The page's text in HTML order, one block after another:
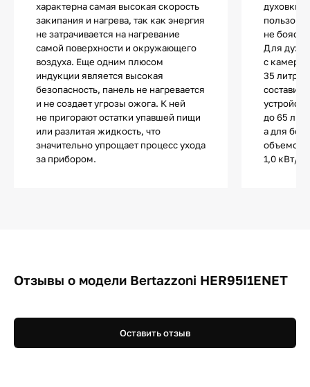
характерна самая высокая скорость
закипания и нагрева, так как энергия
не затрачивается на нагревание
самой поверхности и окружающего
воздуха. Еще одним плюсом
индукции является высокая
безопасность, панель не нагревается
и не создает угрозы ожога. К ней
не пригорают остатки упавшей пищи
или разлитая жидкость, что
значительно упрощает процесс ухода
за прибором.
духовки
не боясь
Для
с
35
составит
до 65
а для
объемом
1,0 кВт/
Отзывы о модели Bertazzoni HER95I1ENET
Оставить отзыв